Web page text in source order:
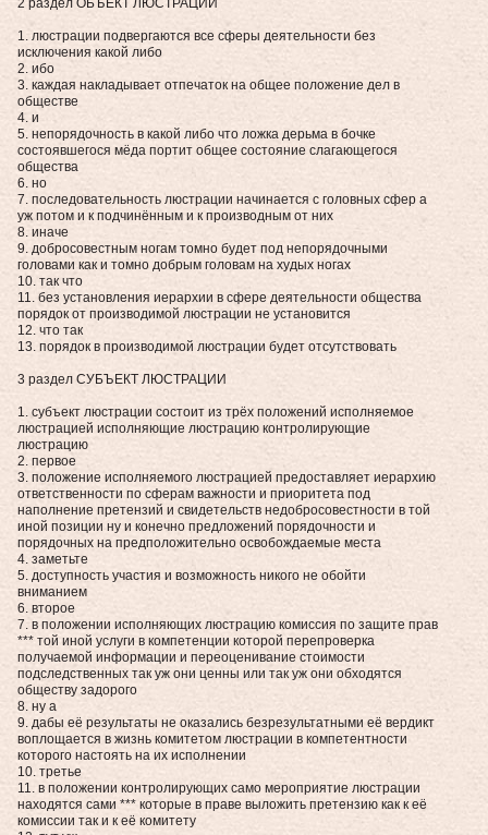
2 раздел ОБЪЕКТ ЛЮСТРАЦИИ
1. люстрации подвергаются все сферы деятельности без
исключения какой либо
2. ибо
3. каждая накладывает отпечаток на общее положение дел в
обществе
4. и
5. непорядочность в какой либо что ложка дерьма в бочке
состоявшегося мёда портит общее состояние слагающегося
общества
6. но
7. последовательность люстрации начинается с головных сфер а
уж потом и к подчинённым и к производным от них
8. иначе
9. добросовестным ногам томно будет под непорядочными
головами как и томно добрым головам на худых ногах
10. так что
11. без установления иерархии в сфере деятельности общества
порядок от производимой люстрации не установится
12. что так
13. порядок в производимой люстрации будет отсутствовать
3 раздел СУБЪЕКТ ЛЮСТРАЦИИ
1. субъект люстрации состоит из трёх положений исполняемое
люстрацией исполняющие люстрацию контролирующие
люстрацию
2. первое
3. положение исполняемого люстрацией предоставляет иерархию
ответственности по сферам важности и приоритета под
наполнение претензий и свидетельств недобросовестности в той
иной позиции ну и конечно предложений порядочности и
порядочных на предположительно освобождаемые места
4. заметьте
5. доступность участия и возможность никого не обойти
вниманием
6. второе
7. в положении исполняющих люстрацию комиссия по защите прав
*** той иной услуги в компетенции которой перепроверка
получаемой информации и переоценивание стоимости
подследственных так уж они ценны или так уж они обходятся
обществу задорого
8. ну а
9. дабы её результаты не оказались безрезультатными её вердикт
воплощается в жизнь комитетом люстрации в компетентности
которого настоять на их исполнении
10. третье
11. в положении контролирующих само мероприятие люстрации
находятся сами *** которые в праве выложить претензию как к её
комиссии так и к её комитету